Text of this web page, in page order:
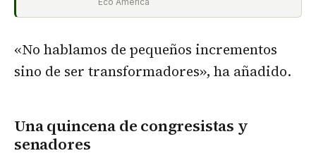
«No hablamos de pequeños incrementos
sino de ser transformadores», ha añadido.
Una quincena de congresistas y
senadores